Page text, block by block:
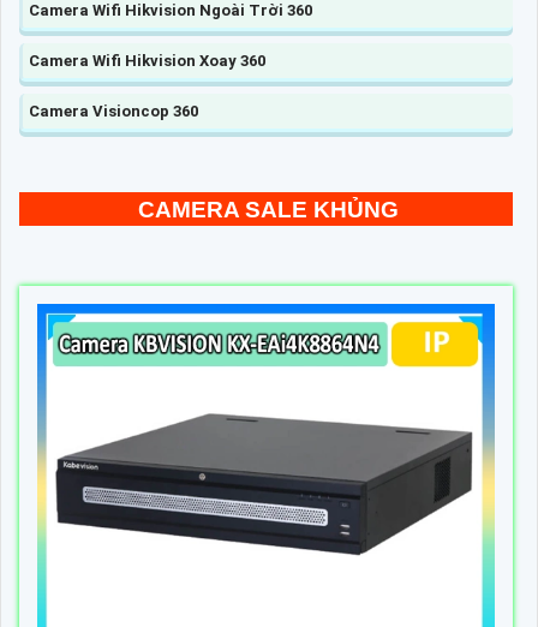
Camera Wifi Hikvision Ngoài Trời 360
Camera Wifi Hikvision Xoay 360
Camera Visioncop 360
CAMERA SALE KHỦNG